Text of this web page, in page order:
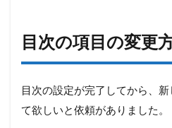
目次の項目の変更
目次の設定が完了してから、
て欲しいと依頼がありました。